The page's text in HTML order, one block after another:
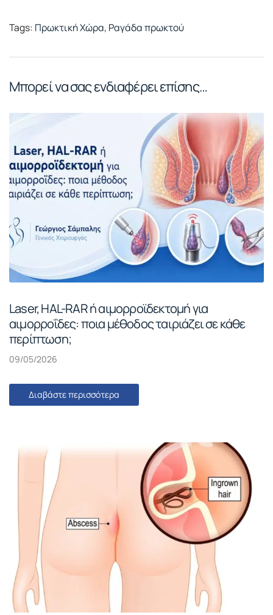
Tags: Πρωκτική Χώρα, Ραγάδα πρωκτού
Μπορεί να σας ενδιαφέρει επίσης…
Laser, HAL-RAR ή αιμορροϊδεκτομή για
αιμορροΐδες: ποια μέθοδος ταιριάζει σε κάθε
περίπτωση;
09/05/2026
Διαβάστε περισσότερα